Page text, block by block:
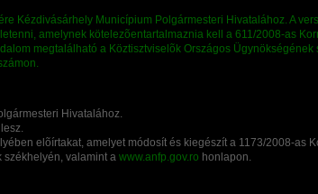
Hivatalához.
elõírtakat, amelyet módosít és kiegészít a 1173/2008-as
székhelyén, valamint a www.anfp.gov.ro honlapon.